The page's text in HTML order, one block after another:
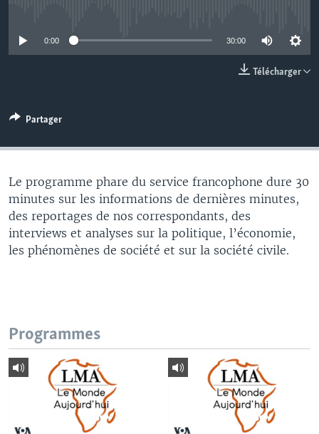
0:00 30:00
Télécharger
Partager
Le programme phare du service francophone dure 30
minutes sur les informations de dernières minutes,
des reportages de nos correspondants, des
interviews et analyses sur la politique, l’économie,
les phénomènes de société et sur la société civile.
Programmes